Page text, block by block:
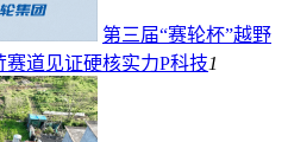
第三届“赛轮杯”越野
赛道见证硬核实力P科技1